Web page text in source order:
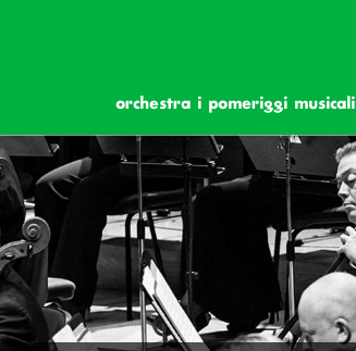
orchestra i pomeriggi musicali